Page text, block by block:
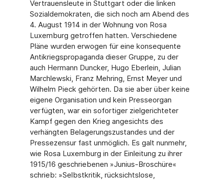
Vertrauensleute in Stuttgart oder die linken
Sozialdemokraten, die sich noch am Abend des
4. August 1914 in der Wohnung von Rosa
Luxemburg getroffen hatten. Verschiedene
Pläne wurden erwogen für eine konsequente
Antikriegspropaganda dieser Gruppe, zu der
auch Hermann Duncker, Hugo Eberlein, Julian
Marchlewski, Franz Mehring, Ernst Meyer und
Wilhelm Pieck gehörten. Da sie aber über keine
eigene Organisation und kein Presseorgan
verfügten, war ein sofortiger zielgerichteter
Kampf gegen den Krieg angesichts des
verhängten Belagerungszustandes und der
Pressezensur fast unmöglich. Es galt nunmehr,
wie Rosa Luxemburg in der Einleitung zu ihrer
1915/16 geschriebenen »Junius-Broschüre«
schrieb: »Selbstkritik, rücksichtslose,